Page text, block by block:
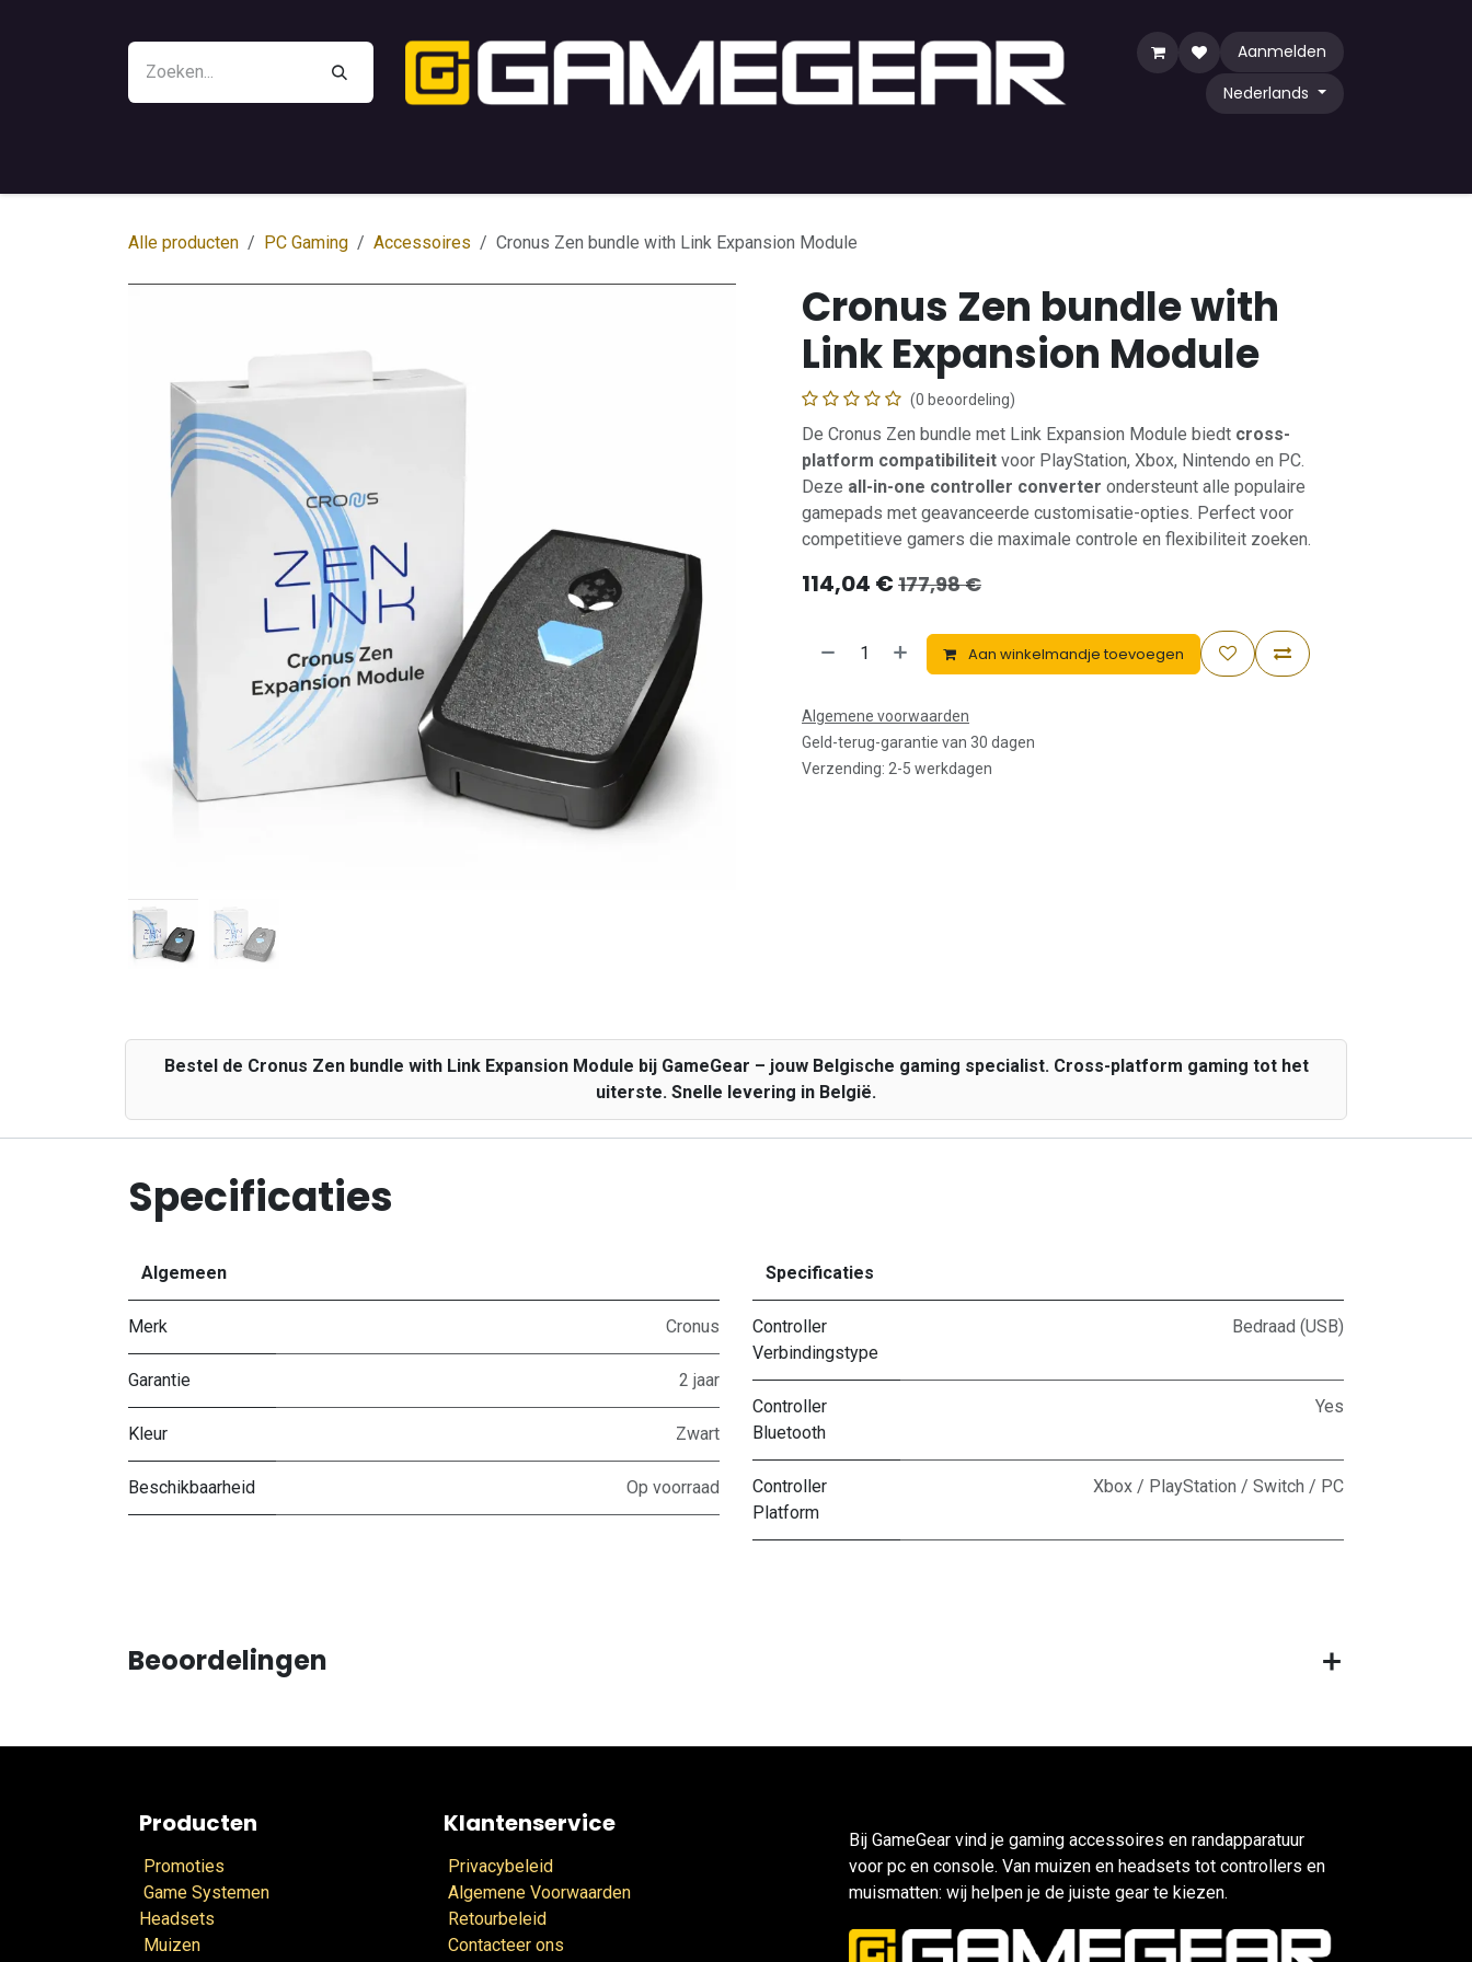
Aanmelden
Nederlands
Alle producten PC Gaming Accessoires Cronus Zen bundle with Link Expansion Module
Cronus Zen bundle with
Link Expansion Module
(0 beoordeling)
De Cronus Zen bundle met Link Expansion Module biedt cross-
platform compatibiliteit voor PlayStation, Xbox, Nintendo en PC.
Deze all-in-one controller converter ondersteunt alle populaire
gamepads met geavanceerde customisatie-opties. Perfect voor
competitieve gamers die maximale controle en flexibiliteit zoeken.
114,04 € 177,98€
Aan winkelmandje toevoegen
Algemene voorwaarden
Geld-terug-garantie van 30 dagen
Verzending: 2-5 werkdagen
Bestel de Cronus Zen bundle with Link Expansion Module bij GameGear – jouw Belgische gaming specialist. Cross-platform gaming tot het
uiterste. Snelle levering in België.
Specificaties
Algemeen
Merk Cronus
Garantie 2 jaar
Kleur Zwart
Beschikbaarheid Op voorraad
Specificaties
Controller
Verbindingstype
Bedraad (USB)
Controller
Bluetooth
Yes
Controller
Platform
Xbox / PlayStation / Switch / PC
Beoordelingen
Producten
Promoties
Game Systemen
Headsets
Muizen
Klantenservice
Privacybeleid
Algemene Voorwaarden
Retourbeleid
Contacteer ons
Bij GameGear vind je gaming accessoires en randapparatuur
voor pc en console. Van muizen en headsets tot controllers en
muismatten: wij helpen je de juiste gear te kiezen.